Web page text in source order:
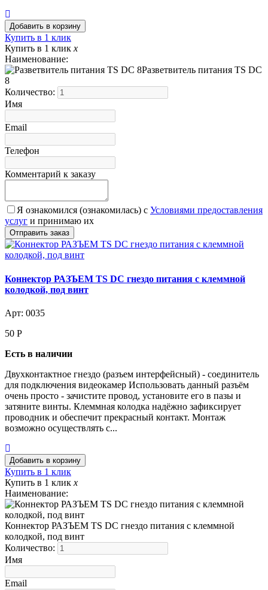
Купить в 1 клик
Купить в 1 клик x
Наименование:
Разветвитель питания TS DC
8
Количество:
Имя
Email
Телефон
Комментарий к заказу
Я ознакомился (ознакомилась) с Условиями предоставления
услуг и принимаю их
Коннектор РАЗЪЕМ TS DC гнездо питания с клеммной
колодкой, под винт
Арт: 0035
50 Р
Есть в наличии
Двухконтактное гнездо (разъем интерфейсный) - соединитель
для подключения видеокамер Использовать данный разъём
очень просто - зачистите провод, установите его в пазы и
затяните винты. Клеммная колодка надёжно зафиксирует
проводник и обеспечит прекрасный контакт. Монтаж
возможно осуществлять с...
Купить в 1 клик
Купить в 1 клик x
Наименование:
Коннектор РАЗЪЕМ TS DC гнездо питания с клеммной
колодкой, под винт
Количество:
Имя
Email